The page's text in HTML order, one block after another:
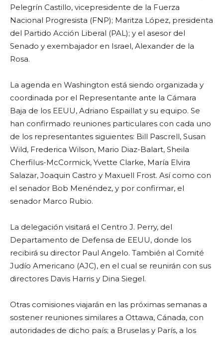
Pelegrín Castillo, vicepresidente de la Fuerza
Nacional Progresista (FNP); Maritza López, presidenta
del Partido Acción Liberal (PAL); y el asesor del
Senado y exembajador en Israel, Alexander de la
Rosa.
La agenda en Washington está siendo organizada y
coordinada por el Representante ante la Cámara
Baja de los EEUU, Adriano Espaillat y su equipo. Se
han confirmado reuniones particulares con cada uno
de los representantes siguientes: Bill Pascrell, Susan
Wild, Frederica Wilson, Mario Diaz-Balart, Sheila
Cherfilus-McCormick, Yvette Clarke, María Elvira
Salazar, Joaquin Castro y Maxuell Frost. Así como con
el senador Bob Menéndez, y por confirmar, el
senador Marco Rubio.
La delegación visitará el Centro J. Perry, del
Departamento de Defensa de EEUU, donde los
recibirá su director Paul Angelo. También al Comité
Judío Americano (AJC), en el cual se reunirán con sus
directores Davis Harris y Dina Siegel.
Otras comisiones viajarán en las próximas semanas a
sostener reuniones similares a Ottawa, Cánada, con
autoridades de dicho país; a Bruselas y París, a los